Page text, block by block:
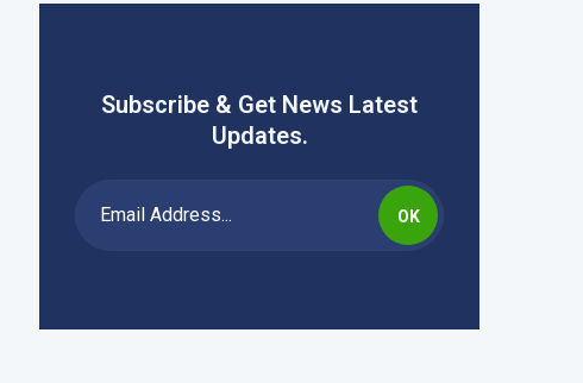
Subscribe & Get News Latest
Updates.
OK